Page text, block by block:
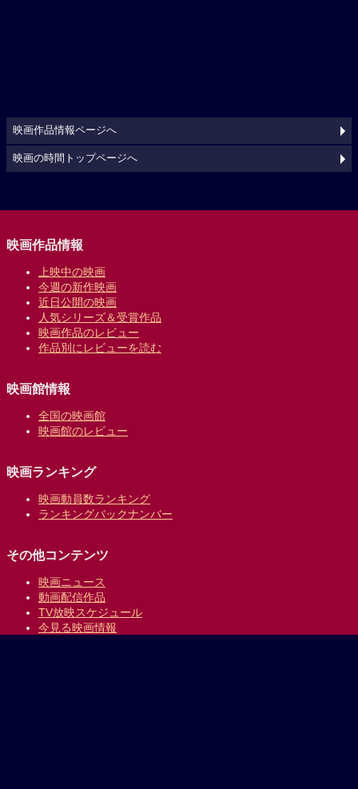
映画作品情報ページへ
映画の時間トップページへ
映画作品情報
上映中の映画
今週の新作映画
近日公開の映画
人気シリーズ＆受賞作品
映画作品のレビュー
作品別にレビューを読む
映画館情報
全国の映画館
映画館のレビュー
映画ランキング
映画動員数ランキング
ランキングバックナンバー
その他コンテンツ
映画ニュース
動画配信作品
TV放映スケジュール
今見る映画情報